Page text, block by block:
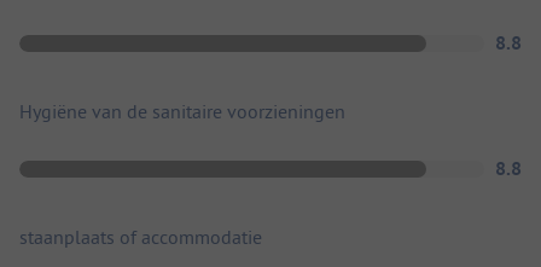
8.8
Hygiëne van de sanitaire voorzieningen
8.8
staanplaats of accommodatie